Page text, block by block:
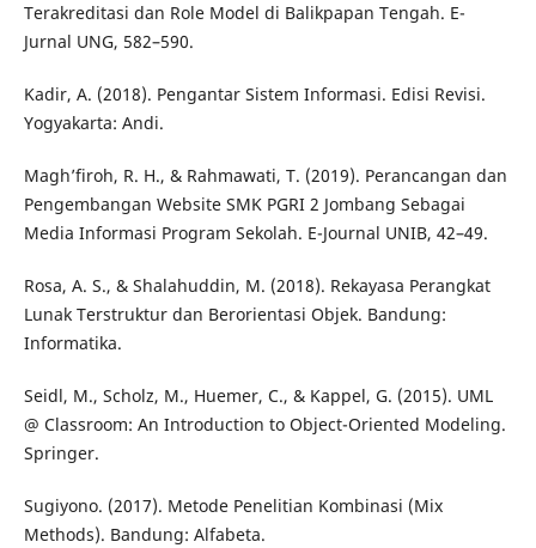
Terakreditasi dan Role Model di Balikpapan Tengah. E-
Jurnal UNG, 582–590.
Kadir, A. (2018). Pengantar Sistem Informasi. Edisi Revisi.
Yogyakarta: Andi.
Magh’firoh, R. H., & Rahmawati, T. (2019). Perancangan dan
Pengembangan Website SMK PGRI 2 Jombang Sebagai
Media Informasi Program Sekolah. E-Journal UNIB, 42–49.
Rosa, A. S., & Shalahuddin, M. (2018). Rekayasa Perangkat
Lunak Terstruktur dan Berorientasi Objek. Bandung:
Informatika.
Seidl, M., Scholz, M., Huemer, C., & Kappel, G. (2015). UML
@ Classroom: An Introduction to Object-Oriented Modeling.
Springer.
Sugiyono. (2017). Metode Penelitian Kombinasi (Mix
Methods). Bandung: Alfabeta.